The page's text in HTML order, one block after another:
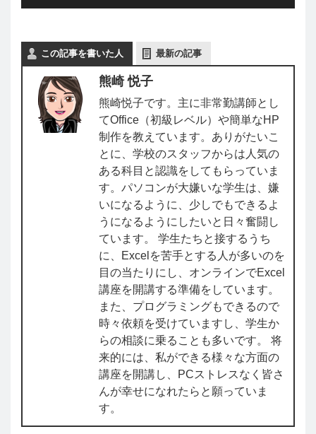
この記事を書いた人 最新の記事
熊崎 悦子
熊崎悦子です。主に非常勤講師とし
てOffice（初級レベル）や簡単なHP
制作を教えています。ありがたいこ
とに、学校のスタッフからは人気の
ある科目と認識をしてもらっていま
す。パソコンが大嫌いな学生は、嫌
いになるように、少しでもできるよ
うになるようにしたいと日々奮闘し
ています。 学生たちと接するうち
に、Excelを苦手とする人が多いのを
目の当たりにし、オンラインでExcel
講座を開講する準備をしています。
また、プログラミングもできるので
時々依頼を受けていますし、学生か
らの相談に乗ることも多いです。 将
来的には、私ができる様々な方面の
講座を開講し、PCストレスなく皆さ
んが幸せになれたらと願っていま
す。